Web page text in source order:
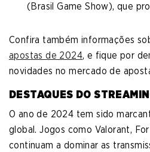
(Brasil Game Show), que
Confira também informações
apostas de 2024, e fique por
novidades no mercado de
DESTAQUES DO
O ano de 2024 tem sido
global. Jogos como Valorant,
continuam a dominar as